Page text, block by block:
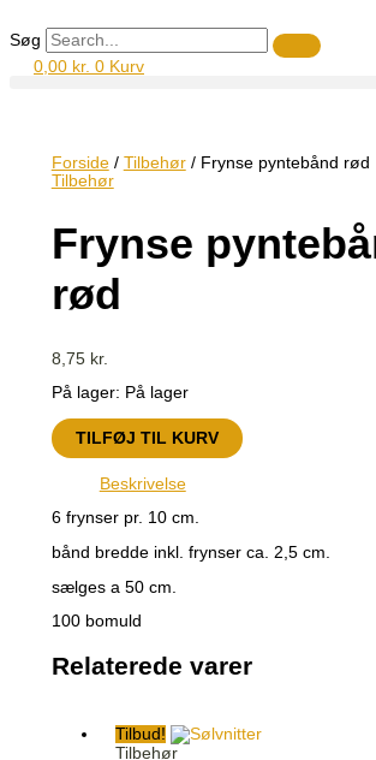
indholdet
Søg
0,00 kr. 0 Kurv
Forside/ Tilbehør/ Frynse pyntebånd rød
Tilbehør
Frynse
rød
8,75 kr.
På lager: På lager
pyntebånd
rød
antal
TILFØJ TIL KURV
Beskrivelse
6 frynser pr. 10 cm.
bånd bredde inkl. frynser ca. 2,5 cm.
sælges a 50 cm.
100 bomuld
Relaterede varer
Tilbud!
Tilbehør
oprindeligeaktuelle
pris